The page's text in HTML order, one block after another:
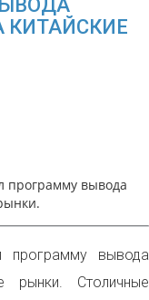
КИТАЙСКИЕ
программу вывода
программу вывода
рынки. Столичные